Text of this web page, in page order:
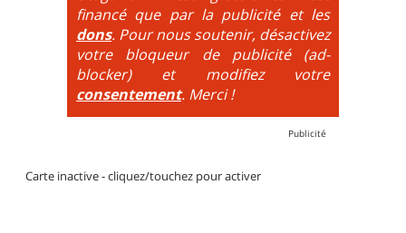
par des couleurs lorsqu'il s'agit de bikeparks. Vélo
tout suspendu et protections du corps obligatoires.
financé que par la publicité et les
dons. Pour nous soutenir, désactivez
votre bloqueur de publicité (ad-
blocker) et modifiez votre
consentement. Merci !